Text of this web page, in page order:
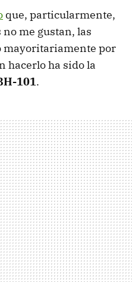
que, particularmente,
me gustan, las
mayoritariamente por
hacerlo ha sido la
101.